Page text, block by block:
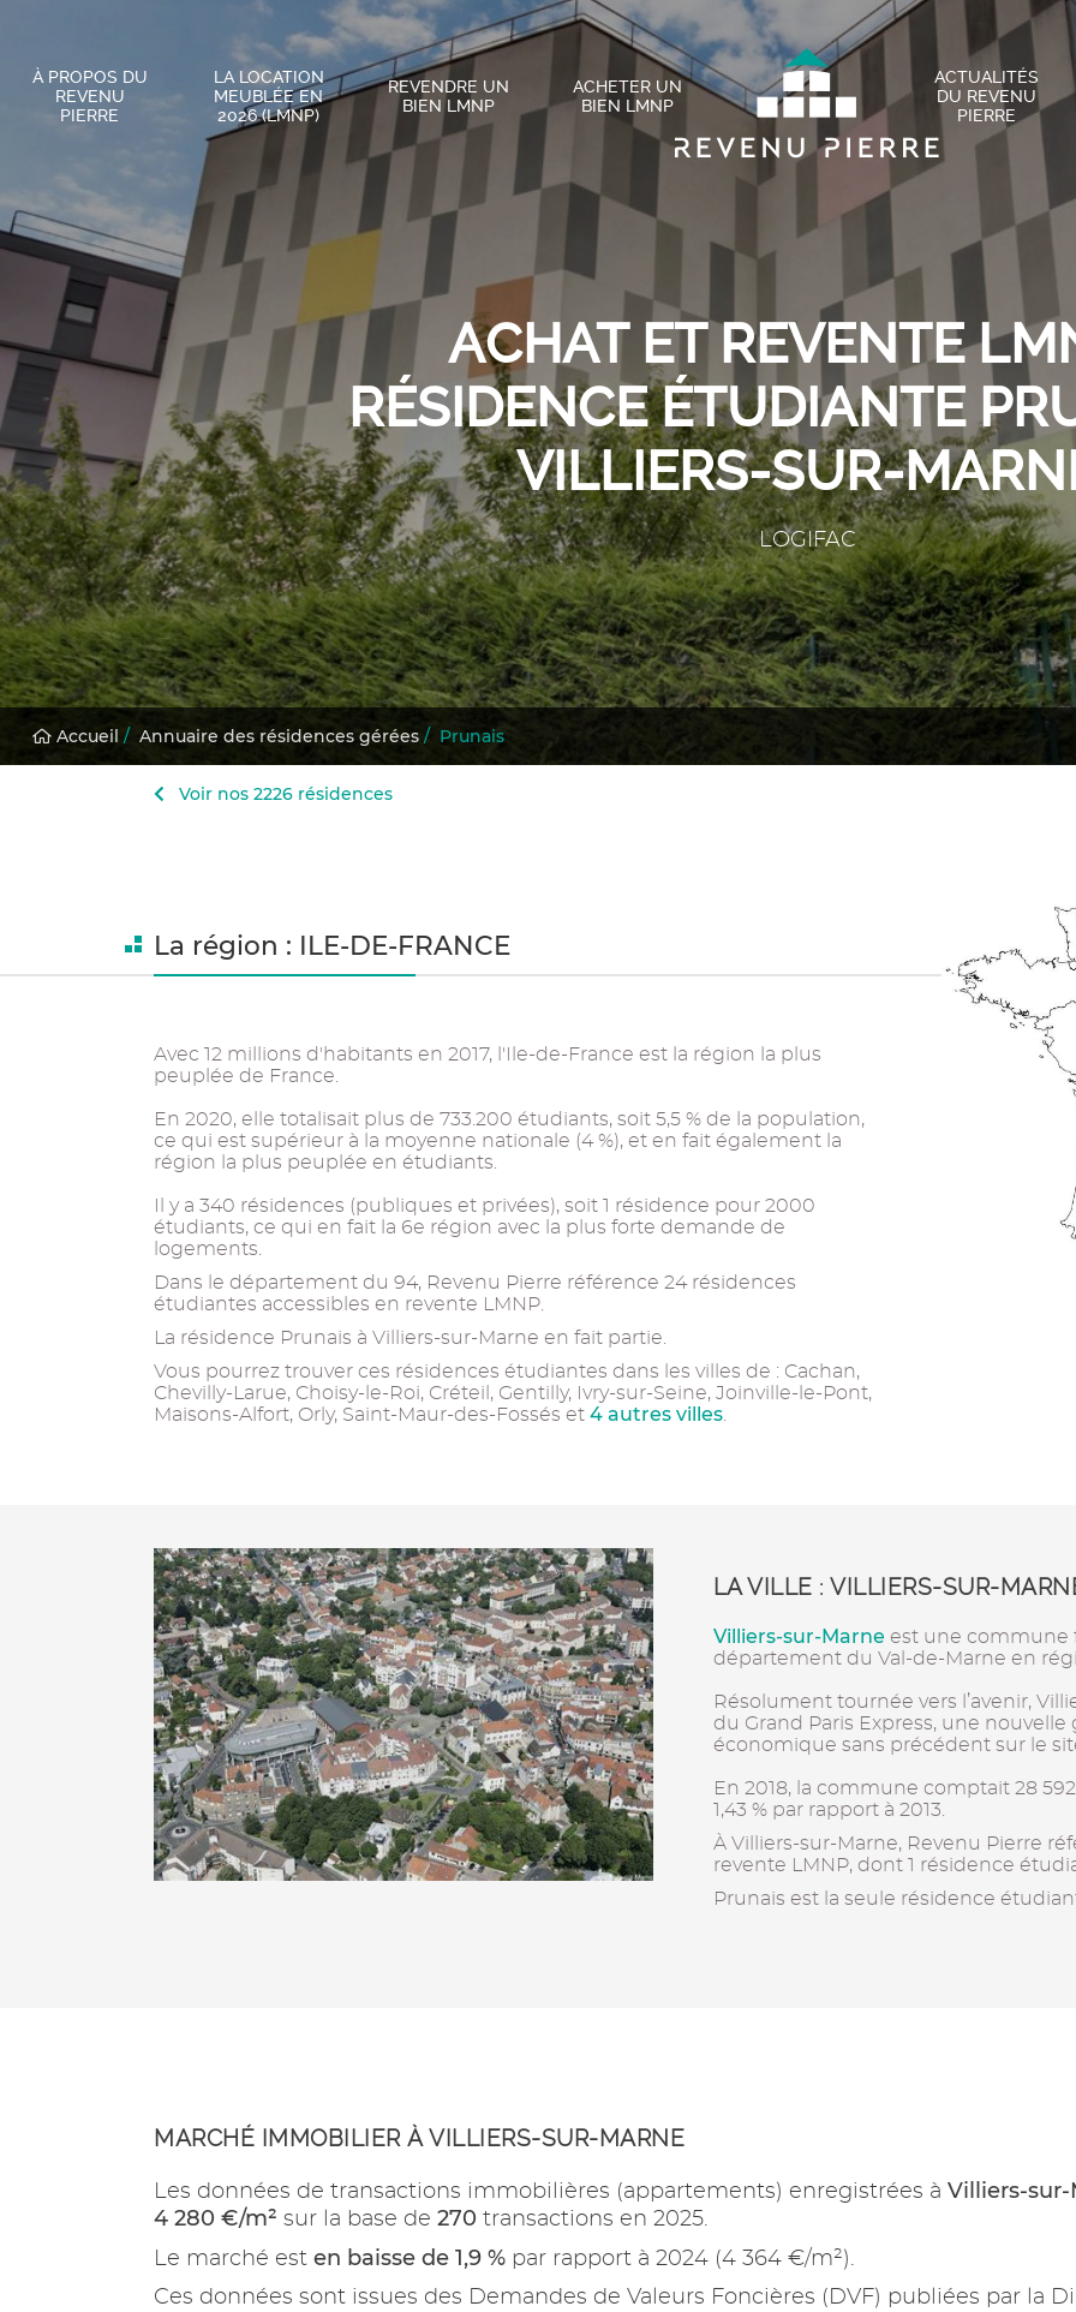
À PROPOS DU
REVENU
PIERRE
LA LOCATION
MEUBLÉE EN
2026 (LMNP)
REVENDRE UN
BIEN LMNP
ACHETER UN
BIEN LMNP
ACTUALITÉS
DU REVENU
PIERRE
ACHAT ET REVENTE
RÉSIDENCE ÉTUDIANTE
VILLIERS-SUR-
LOGIFAC
Accueil / Annuaire des résidences gérées / Prunais
Voir nos 2226 résidences
La région : ILE-DE-FRANCE
Avec 12 millions d'habitants en 2017, l'Ile-de-France est la région la plus
peuplée de France.
En 2020, elle totalisait plus de 733.200 étudiants, soit 5,5 % de la population,
ce qui est supérieur à la moyenne nationale (4 %), et en fait également la
région la plus peuplée en étudiants.
Il y a 340 résidences (publiques et privées), soit 1 résidence pour 2000
étudiants, ce qui en fait la 6e région avec la plus forte demande de
logements.
Dans le département du 94, Revenu Pierre référence 24 résidences
étudiantes accessibles en revente LMNP.
La résidence Prunais à Villiers-sur-Marne en fait partie.
Vous pourrez trouver ces résidences étudiantes dans les villes de : Cachan,
Chevilly-Larue, Choisy-le-Roi, Créteil, Gentilly, Ivry-sur-Seine, Joinville-le-Pont,
Maisons-Alfort, Orly, Saint-Maur-des-Fossés et 4 autres villes
LA VILLE : VILLIERS-SUR-
Villiers-sur-Marne est une commune
département du Val-de-Marne en
Résolument tournée vers l’avenir,
du Grand Paris Express, une
économique sans précédent sur le
En 2018, la commune comptait 28
1,43 % par rapport à 2013.
À Villiers-sur-Marne, Revenu Pierre
revente LMNP, dont 1 résidence
Prunais est la seule résidence
MARCHÉ IMMOBILIER À VILLIERS-SUR-MARNE
Les données de transactions immobilières (appartements) enregistrées à Villiers-sur-
4 280 €/m² sur la base de 270 transactions en 2025.
Le marché est en baisse de 1,9 % par rapport à 2024 (4 364 €/m²).
Ces données sont issues des Demandes de Valeurs Foncières (DVF) publiées par la